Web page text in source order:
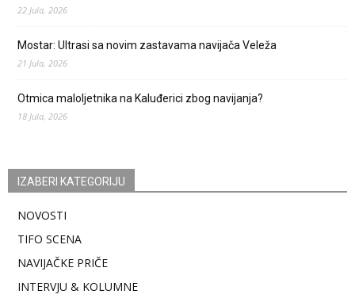
22 Jula, 2026
Mostar: Ultrasi sa novim zastavama navijača Veleža
21 Jula, 2026
Otmica maloljetnika na Kaluđerici zbog navijanja?
18 Jula, 2026
IZABERI KATEGORIJU
NOVOSTI
TIFO SCENA
NAVIJAČKE PRIČE
INTERVJU & KOLUMNE